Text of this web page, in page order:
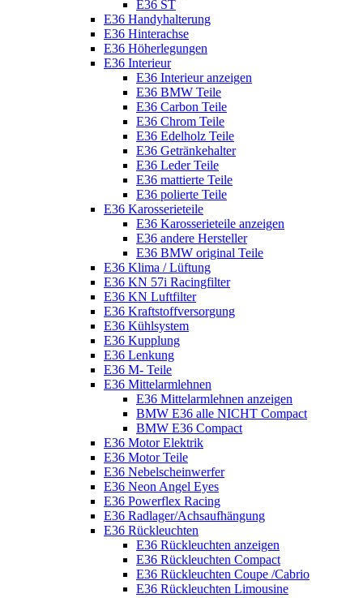
E36 ST
E36 Handyhalterung
E36 Hinterachse
E36 Höherlegungen
E36 Interieur
E36 Interieur anzeigen
E36 BMW Teile
E36 Carbon Teile
E36 Chrom Teile
E36 Edelholz Teile
E36 Getränkehalter
E36 Leder Teile
E36 mattierte Teile
E36 polierte Teile
E36 Karosserieteile
E36 Karosserieteile anzeigen
E36 andere Hersteller
E36 BMW original Teile
E36 Klima / Lüftung
E36 KN 57i Racingfilter
E36 KN Luftfilter
E36 Kraftstoffversorgung
E36 Kühlsystem
E36 Kupplung
E36 Lenkung
E36 M- Teile
E36 Mittelarmlehnen
E36 Mittelarmlehnen anzeigen
BMW E36 alle NICHT Compact
BMW E36 Compact
E36 Motor Elektrik
E36 Motor Teile
E36 Nebelscheinwerfer
E36 Neon Angel Eyes
E36 Powerflex Racing
E36 Radlager/Achsaufhängung
E36 Rückleuchten
E36 Rückleuchten anzeigen
E36 Rückleuchten Compact
E36 Rückleuchten Coupe /Cabrio
E36 Rückleuchten Limousine